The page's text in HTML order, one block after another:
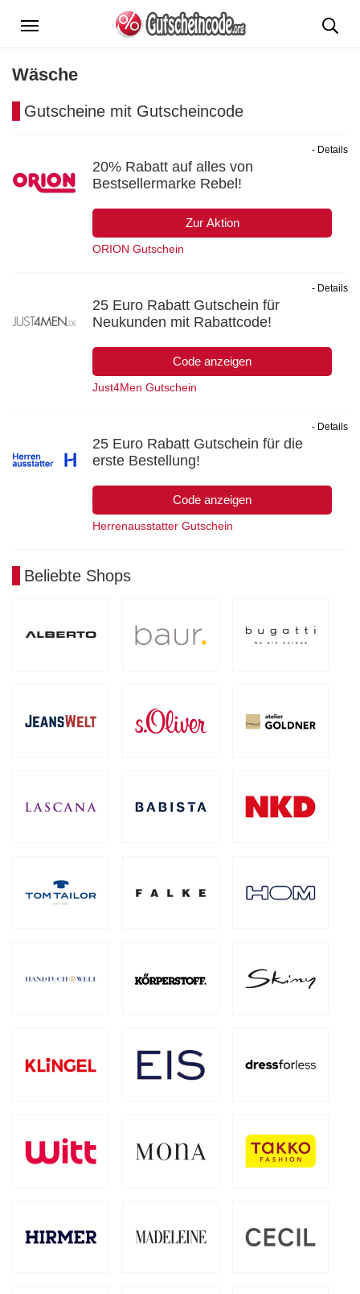
Menü
Wäsche
Gutscheine mit Gutscheincode
20% Rabatt auf alles von
Bestsellermarke Rebel!
Zur Aktion
- Details
ORION Gutschein
25 Euro Rabatt Gutschein für
Neukunden mit Rabattcode!
Code anzeigen
- Details
Just4Men Gutschein
25 Euro Rabatt Gutschein für die
erste Bestellung!
Code anzeigen
- Details
Herrenausstatter Gutschein
Beliebte Shops